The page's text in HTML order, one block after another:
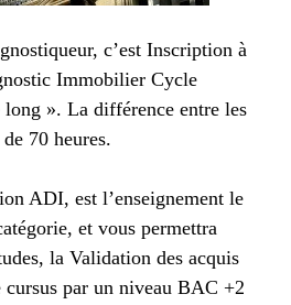
c’est Inscription à
Immobilier Cycle
». La différence entre les
70 heures.
ADI, est l’enseignement le
et vous permettra
la Validation des acquis
par un niveau BAC +2